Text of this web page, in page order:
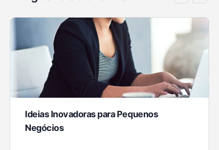
Ideias Inovadoras para Pequenos
Negócios